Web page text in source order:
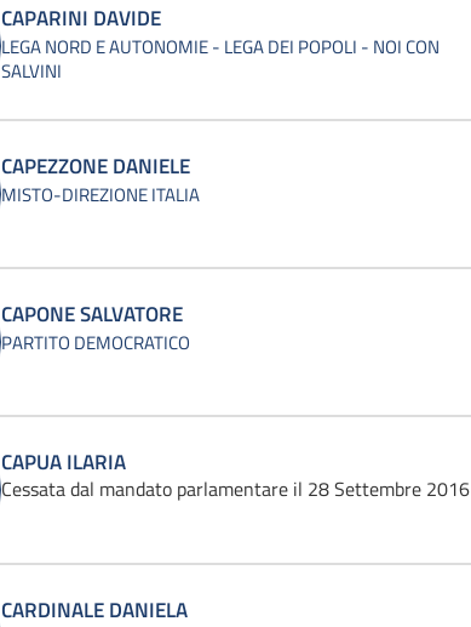
CAPARINI DAVIDE
LEGA NORD E AUTONOMIE - LEGA DEI POPOLI - NOI CON
SALVINI
CAPEZZONE DANIELE
MISTO-DIREZIONE ITALIA
CAPONE SALVATORE
PARTITO DEMOCRATICO
CAPUA ILARIA
Cessata dal mandato parlamentare il 28 Settembre 2016
CARDINALE DANIELA